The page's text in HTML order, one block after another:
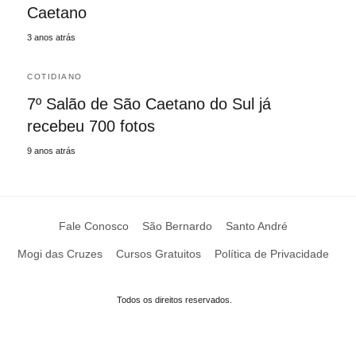
Caetano
3 anos atrás
COTIDIANO
7º Salão de São Caetano do Sul já
recebeu 700 fotos
9 anos atrás
Fale Conosco São Bernardo Santo André
Mogi das Cruzes Cursos Gratuitos Política de Privacidade
Todos os direitos reservados.